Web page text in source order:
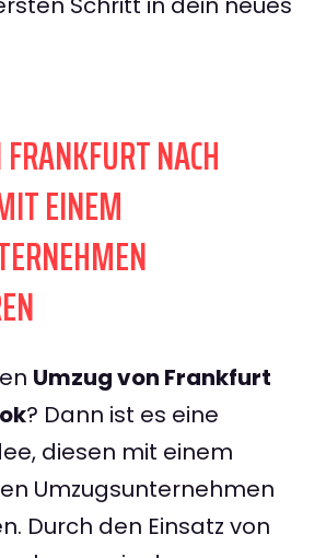
NACH
EINEM
Umzug von Frankfurt
? Dann ist es eine
diesen mit einem
Umzugsunternehmen
Durch den Einsatz von